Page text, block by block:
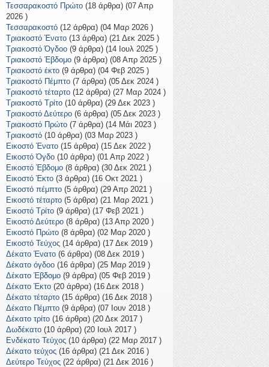
Τεσσαρακοστό Πρώτο (18 άρθρα) (07 Απρ
2026 )
Τεσσαρακοστό (12 άρθρα) (04 Μαρ 2026 )
Τριακοστό Ένατο (13 άρθρα) (21 Δεκ 2025 )
Τριακοστό Όγδοο (9 άρθρα) (14 Ιουλ 2025 )
Τριακοστό Έβδομο (9 άρθρα) (08 Απρ 2025 )
Τριακοστό έκτο (9 άρθρα) (04 Φεβ 2025 )
Τριακοστό Πέμπτο (7 άρθρα) (05 Δεκ 2024 )
Τριακοστό τέταρτο (12 άρθρα) (27 Μαρ 2024 )
Τριακοστό Τρίτο (10 άρθρα) (29 Δεκ 2023 )
Τριακοστό Δεύτερο (6 άρθρα) (05 Δεκ 2023 )
Τριακοστό Πρώτο (7 άρθρα) (14 Μάι 2023 )
Τριακοστό (10 άρθρα) (03 Μαρ 2023 )
Εικοστό Ένατο (15 άρθρα) (15 Δεκ 2022 )
Εικοστό Όγδο (10 άρθρα) (01 Απρ 2022 )
Εικοστό Έβδομο (8 άρθρα) (30 Δεκ 2021 )
Εικοστό Έκτο (3 άρθρα) (16 Οκτ 2021 )
Εικοστό πέμπτο (5 άρθρα) (29 Απρ 2021 )
Εικοστό τέταρτο (5 άρθρα) (21 Μαρ 2021 )
Εικοστό Τρίτο (9 άρθρα) (17 Φεβ 2021 )
Εικοστό Δεύτερο (8 άρθρα) (13 Απρ 2020 )
Εικοστό Πρώτο (8 άρθρα) (02 Μαρ 2020 )
Εικοστό Τεύχος (14 άρθρα) (17 Δεκ 2019 )
Δέκατο Ένατο (6 άρθρα) (08 Δεκ 2019 )
Δέκατο όγδοο (16 άρθρα) (25 Μαρ 2019 )
Δέκατο Έβδομο (9 άρθρα) (05 Φεβ 2019 )
Δέκατο Έκτο (20 άρθρα) (16 Δεκ 2018 )
Δέκατο τέταρτο (15 άρθρα) (16 Δεκ 2018 )
Δέκατο Πέμπτο (9 άρθρα) (07 Ιουν 2018 )
Δέκατο τρίτο (16 άρθρα) (20 Δεκ 2017 )
Δωδέκατο (10 άρθρα) (20 Ιουλ 2017 )
Ενδέκατο Τεύχος (10 άρθρα) (22 Μαρ 2017 )
Δέκατο τεύχος (16 άρθρα) (21 Δεκ 2016 )
Δεύτερο Τεύχος (22 άρθρα) (21 Δεκ 2016 )